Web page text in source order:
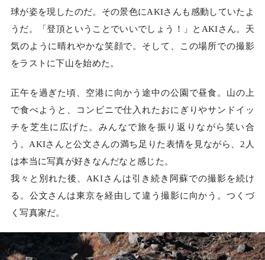
球が姿を現したのだ。その景色にAKIさんも感動していたよ
うだ。「登頂ということでいいでしょう！」とAKIさん。天
気のように晴れやかな笑顔で。そして、この場所での撮影
をラストに下山を始めた。
正午を過ぎた頃、空港に向かう途中の公園で昼食。山の上
で食べようと、コンビニで仕入れたおにぎりやサンドイッ
チを芝生に広げた。みんなで旅を振り返りながら笑い合
う。AKIさんと公文さんの満ち足りた表情を見ながら、2人
は本当に写真が好きなんだなと感じた。
我々と別れた後、AKIさんは引き続き阿蘇での撮影を続け
る。公文さんは東京を経由して違う撮影に向かう。つくづ
く写真家だ。